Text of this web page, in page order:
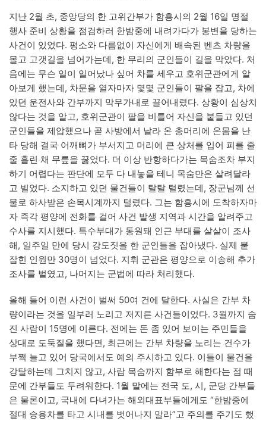
지난 2월 초, 중앙당의 한 고위간부가 함흥시의 2월 16일 명절
행사 준비 상황을 점검하러 한밤중에 내려가다가 봉변을 당하는
사건이 있었다. 평소와 다름없이 자신에게 배속된 벤츠 차량을
몰고 고갯길을 넘어가는데, 한 무리의 군인들이 길을 막았다. 처
음에는 무슨 일이 일어났나 싶어 차를 세우고 호위군관에게 알
아보게 했는데, 차문을 열자마자 몇몇 군인들이 팔을 잡고, 차에
있던 운전사와 간부까지 막무가내로 끌어내렸다. 상황이 심상치
않다는 것을 알고, 호위군관이 팔을 비틀어 자신을 붙들고 있던
군인들을 제압했으나 곧 사방에서 날라 온 총머리에 온몸을 난
타 당해 결국 어깨뼈가 부서지고 머리에 큰 상처를 입어 피를 줄
줄 흘린 채 무릎을 꿇었다. 더 이상 반항하다가는 목숨조차 부지
하기 어렵다는 판단에 모두 다 내놓을 테니 목숨만은 살려달라
고 빌었다. 소지하고 있던 물건들이 탈탈 털렸는데, 장군님께 선
물로 하사받은 손목시계까지 털렸다. 그는 함흥시에 도착하자마
자 즉각 평양에 전화를 걸어 사건 발생 지역과 시간을 알려주고
수사를 지시했다. 특수부대가 동원돼 인근 부대를 샅샅이 조사
해, 일주일 만에 당시 강도짓을 한 군인들을 잡아냈다. 실제 붙
잡힌 인원만 30명이 넘었다. 지휘 군관은 평양으로 이송해 추가
조사를 벌였고, 나머지는 군법에 따라 처리했다.
올해 들어 이런 사건이 벌써 50여 건에 달한다. 사실은 간부 차
량이라는 것을 일부러 노리고 저지른 사건들이었다. 3월까지 숨
진 사람이 15명에 이른다. 전에는 돈 좀 있어 보이는 주민들을
상대로 도둑질을 했다면, 최근에는 간부 차량을 노리는 건수가
부쩍 늘고 있어 당국에서도 예의 주시하고 있다. 이들이 물건을
강탈하는데 그치지 않고, 사람 목숨까지 함부로 해한다는 점 때
문에 간부들도 두려워한다. 1월 말에는 전국 도, 시, 군당 간부들
은 물론이고, 국내에 다녀가는 해외대표부들에게도 “한밤중에
절대 승용차를 타고 시내를 벗어나지 말라”고 주의를 주기도 했